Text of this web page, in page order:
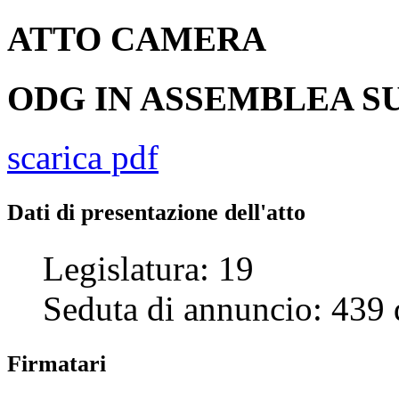
ATTO CAMERA
ODG IN ASSEMBLEA
scarica pdf
Dati di presentazione dell'atto
Legislatura: 19
Seduta di annuncio: 439
Firmatari